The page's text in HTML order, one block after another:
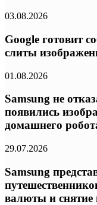
03.08.2026
Google готовит
слиты
01.08.2026
Samsung не
появились
домашнего
29.07.2026
Samsung
валюты и